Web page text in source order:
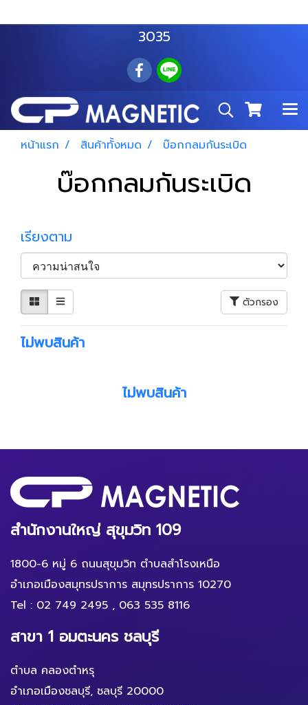
3035
หน้าแรก สินค้าทั้งหมด บ๊อกกลมกันระเบิด
บ๊อกกลมกันระเบิด
เรียงตาม
ตัวกรอง
ไม่พบสินค้า
ไม่พบสินค้า
สำนักงานใหญ่ สุขุมวิท 109
1800-6 หมู่ 6 ถนนสุขุมวิท ตำบลสำโรงเหนือ
อำเภอเมืองสมุทรปราการ สมุทรปราการ 10270
Tel : 02 749 2495 , 063 535 8116
สาขา 1 อมตะนคร ชลบุรี
ตำบล คลองตำหรุ
อำเภอเมืองชลบุรี, ชลบุรี 20000